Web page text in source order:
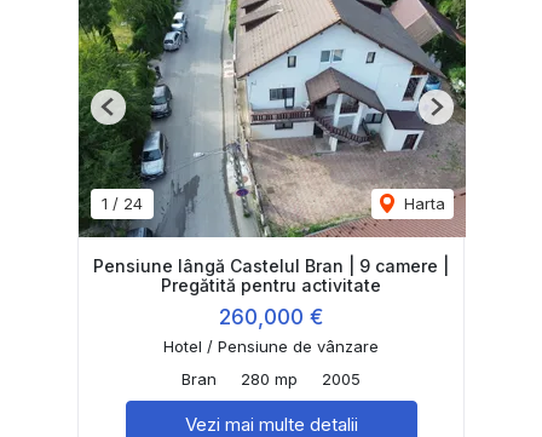
1 / 24 Harta
Previous Next
Pensiune lângă Castelul Bran | 9 camere |
Pregătită pentru activitate
260,000 €
Hotel / Pensiune de vânzare
Bran
280 mp 2005
Vezi mai multe detalii